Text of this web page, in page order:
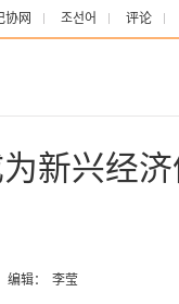
协网 조선어 评论
新兴经
编辑： 李莹